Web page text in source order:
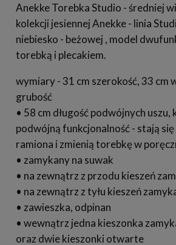
Anekke Torebka Studio - średniej
kolekcji jesiennej Anekke - linia
niebiesko - beżowej , model
torebką i plecakiem.
wymiary - 31 cm szerokość, 33 cm
grubość
• 58 cm długość podwójnych uszu,
podwójną funkcjonalność - stają się
ramiona i zmienią torebkę w
• zamykany na suwak
• na zewnątrz z przodu kieszeń
• na zewnątrz z tyłu kieszeń
• zawieszka, odpinan
• wewnątrz jedna kieszonka
oraz dwie kieszonki otwarte